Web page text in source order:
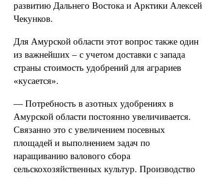
развитию Дальнего Востока и Арктики Алексей
Чекунков.
Для Амурской области этот вопрос также один
из важнейших – с учетом доставки с запада
страны стоимость удобрений для аграриев
«кусается».
— Потребность в азотных удобрениях в
Амурской области постоянно увеличивается.
Связанно это с увеличением посевных
площадей и выполнением задач по
наращиванию валового сбора
сельскохозяйственных культур. Производство